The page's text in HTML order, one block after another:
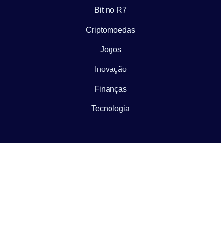
Bit no R7
Criptomoedas
Jogos
Inovação
Finanças
Tecnologia